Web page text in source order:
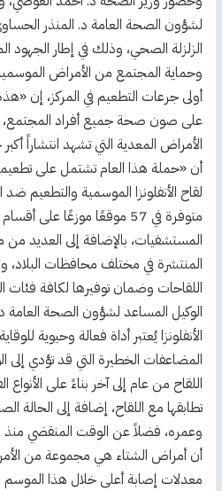
لشؤون الصحة العامة د. المنذر
الزلزلة الصحي، وذلك في إطار الجهود
وحماية المجتمع من الأمراض
أولى جرعات التطعيم في المركز، إن
على صون صحة جميع أفراد المجتمع،
الأمراض المعدية التي تشهد انتشاراً
أن «حملة هذا العام تشتمل على
لقاح الأنفلونزا الموسمية والتطعيم ضد
متوفرة في 57 موقعًا موزعًا على
المستشفيات، بالإضافة إلى العديد من
المنتشرة في مختلف محافظات
اللقاحات وضمان توفيرها لكافة فئات
الوكيل المساعد لشؤون الصحة العامة
الأنفلونزا يُعتبر أداة فعالة وحيوية
المضاعفات الخطيرة التي قد تؤدي إلى
اللقاح من عام إلى آخر بناءً على
تطابقها مع اللقاح، إضافة إلى
وعمره، فضلاً عن الوقت المنقضي منذ
أن أمراض الشتاء هي مجموعة من
معدلات إصابة أعلى خلال هذا الموسم